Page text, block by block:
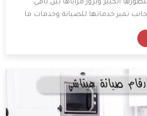
الكبير وبروز مزاياها بين باقي
تميز خدماتها للصيانة وخدمات ما
أسباب اختيار العميل لها وثقته الكبيرة
هذا المقال سنقوم بتوضيح أماكن